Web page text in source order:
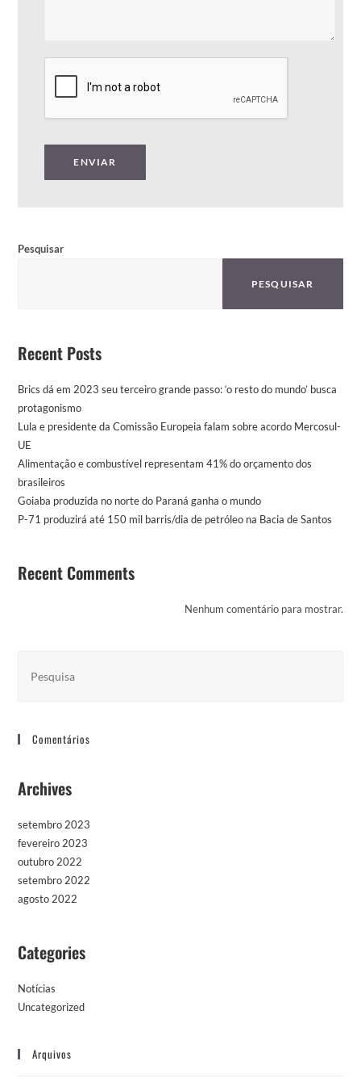
ENVIAR
Pesquisar
PESQUISAR
Recent Posts
Brics dá em 2023 seu terceiro grande passo: ‘o resto do mundo’ busca
protagonismo
Lula e presidente da Comissão Europeia falam sobre acordo Mercosul-
UE
Alimentação e combustível representam 41% do orçamento dos
brasileiros
Goiaba produzida no norte do Paraná ganha o mundo
P-71 produzirá até 150 mil barris/dia de petróleo na Bacia de Santos
Recent Comments
Nenhum comentário para mostrar.
Comentários
Archives
setembro 2023
fevereiro 2023
outubro 2022
setembro 2022
agosto 2022
Categories
Notícias
Uncategorized
Arquivos